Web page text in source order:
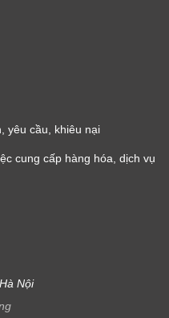
yêu cầu, khiêu nại
cung cấp hàng hóa, dịch vụ
Nội